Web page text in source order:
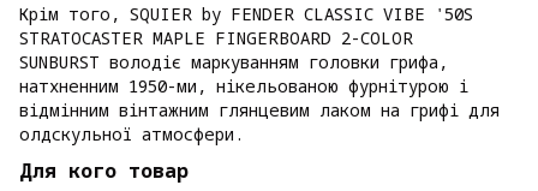
Крім того, SQUIER by FENDER CLASSIC VIBE '50S
STRATOCASTER MAPLE FINGERBOARD 2-COLOR
SUNBURST володіє маркуванням головки грифа,
натхненним 1950-ми, нікельованою фурнітурою і
відмінним вінтажним глянцевим лаком на грифі для
олдскульної атмосфери.
Для кого товар